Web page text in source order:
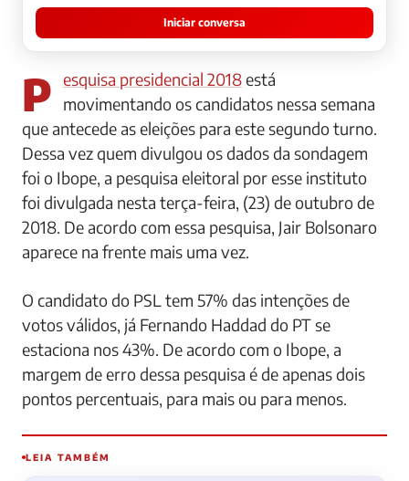
Iniciar conversa
Pesquisa presidencial 2018está
movimentando os candidatos nessa semana
que antecede as eleições para este segundo turno.
Dessa vez quem divulgou os dados da sondagem
foi o Ibope, a pesquisa eleitoral por esse instituto
foi divulgada nesta terça-feira, (23) de outubro de
2018. De acordo com essa pesquisa, Jair Bolsonaro
aparece na frente mais uma vez.
O candidato do PSL tem 57% das intenções de
votos válidos, já Fernando Haddad do PT se
estaciona nos 43%. De acordo com o Ibope, a
margem de erro dessa pesquisa é de apenas dois
pontos percentuais, para mais ou para menos.
LEIA TAMBÉM